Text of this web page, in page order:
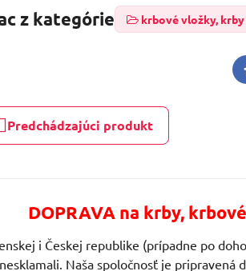
z kategórie krbové vložky,
Predchádzajúci produkt
DOPRAVA na krby,
i Českej republike (prípadne po
Naša spoločnosť je